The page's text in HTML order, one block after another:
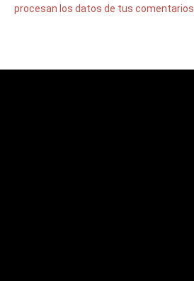
procesan los datos de tus comentarios.